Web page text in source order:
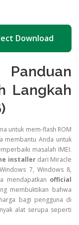
Download
Langkah
untuk mem-flash ROM
membantu Anda untuk
masalah IMEI.
installerdari Miracle
7, Windows 8,
mendapatkan official
membuktikan bahwa
bagi pengguna di
alat serupa seperti